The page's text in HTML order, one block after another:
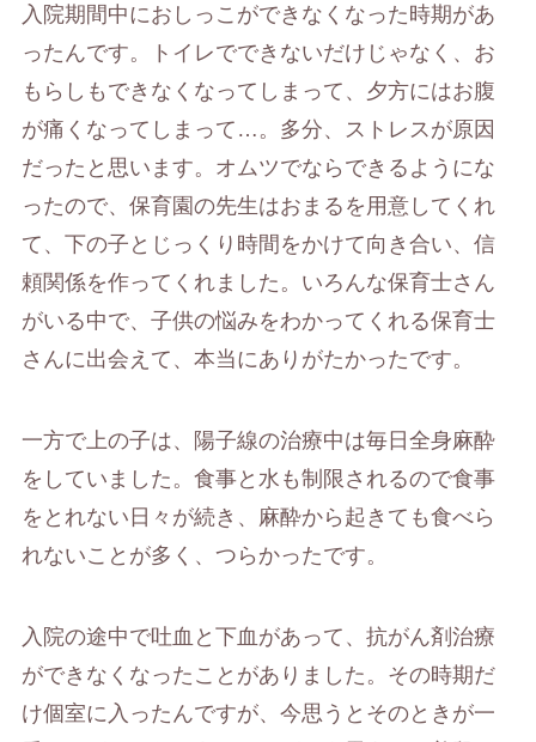
入院期間中におしっこができなくなった時期があ
ったんです。トイレでできないだけじゃなく、お
もらしもできなくなってしまって、夕方にはお腹
が痛くなってしまって…。多分、ストレスが原因
だったと思います。オムツでならできるようにな
ったので、保育園の先生はおまるを用意してくれ
て、下の子とじっくり時間をかけて向き合い、信
頼関係を作ってくれました。いろんな保育士さん
がいる中で、子供の悩みをわかってくれる保育士
さんに出会えて、本当にありがたかったです。
一方で上の子は、陽子線の治療中は毎日全身麻酔
をしていました。食事と水も制限されるので食事
をとれない日々が続き、麻酔から起きても食べら
れないことが多く、つらかったです。
入院の途中で吐血と下血があって、抗がん剤治療
ができなくなったことがありました。その時期だ
け個室に入ったんですが、今思うとそのときが一